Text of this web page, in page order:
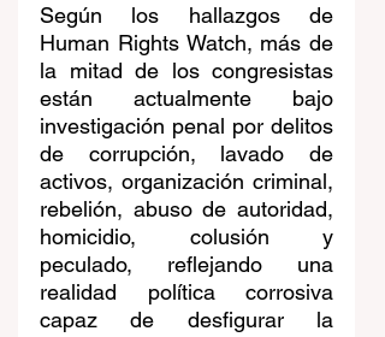
Según los hallazgos de
Human Rights Watch, más de
la mitad de los congresistas
están actualmente bajo
investigación penal por delitos
de corrupción, lavado de
activos, organización criminal,
rebelión, abuso de autoridad,
homicidio, colusión y
peculado, reflejando una
realidad política corrosiva
capaz de desfigurar la